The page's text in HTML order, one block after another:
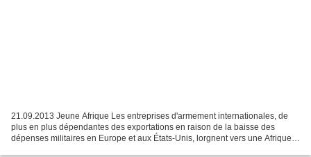
21.09.2013 Jeune Afrique Les entreprises d'armement internationales, de
plus en plus dépendantes des exportations en raison de la baisse des
dépenses militaires en Europe et aux États-Unis, lorgnent vers une Afrique